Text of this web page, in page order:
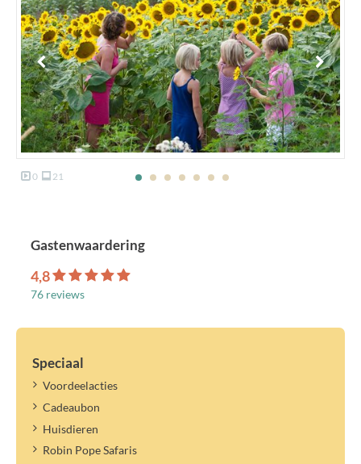
0 21
Gastenwaardering
4,8
76 reviews
Speciaal
Voordeelacties
Cadeaubon
Huisdieren
Robin Pope Safaris